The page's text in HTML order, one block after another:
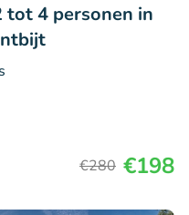
tot 4 personen in
€280 €198